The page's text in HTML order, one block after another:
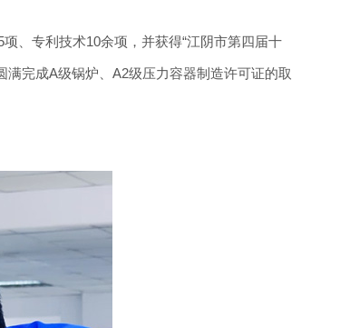
、专利技术10余项，并获得“江阴市第四届十
完成A级锅炉、A2级压力容器制造许可证的取